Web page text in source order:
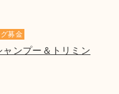
募金
ャンプー＆トリミン